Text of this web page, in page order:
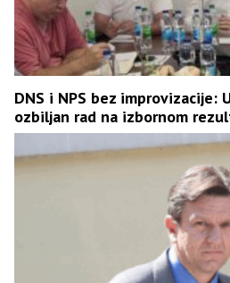
DNS i NPS bez improvizacije:
ozbiljan rad na izbornom